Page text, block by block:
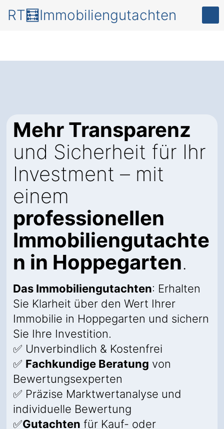
RT🧮Immobiliengutachten
Mehr Transparenz
und Sicherheit für Ihr
Investment – mit
einem
professionellen
Immobiliengutachte
n in Hoppegarten.
Das Immobiliengutachten: Erhalten
Sie Klarheit über den Wert Ihrer
Immobilie in Hoppegarten und sichern
Sie Ihre Investition.
✅ Unverbindlich & Kostenfrei
✅ Fachkundige Beratung von
Bewertungsexperten
✅ Präzise Marktwertanalyse und
individuelle Bewertung
✅Gutachten für Kauf- oder